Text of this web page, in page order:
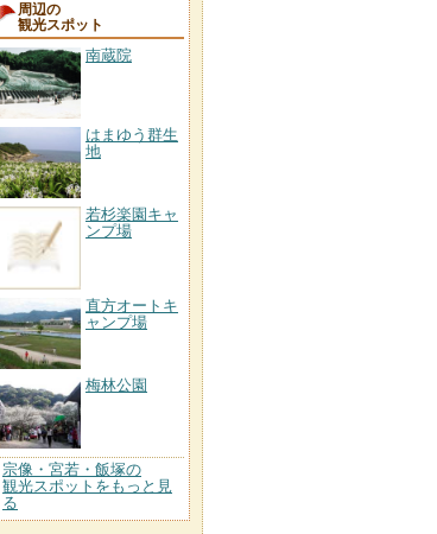
周辺の
観光スポット
南蔵院
はまゆう群生
地
若杉楽園キャ
ンプ場
直方オートキ
ャンプ場
梅林公園
宗像・宮若・飯塚の
観光スポットをもっと見
る